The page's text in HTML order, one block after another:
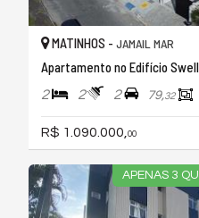
MATINHOS - JAMAIL MAR
Apartamento no Edifício Swell
2 2 2 79,32
R$ 1.090.000,00
APENAS 3